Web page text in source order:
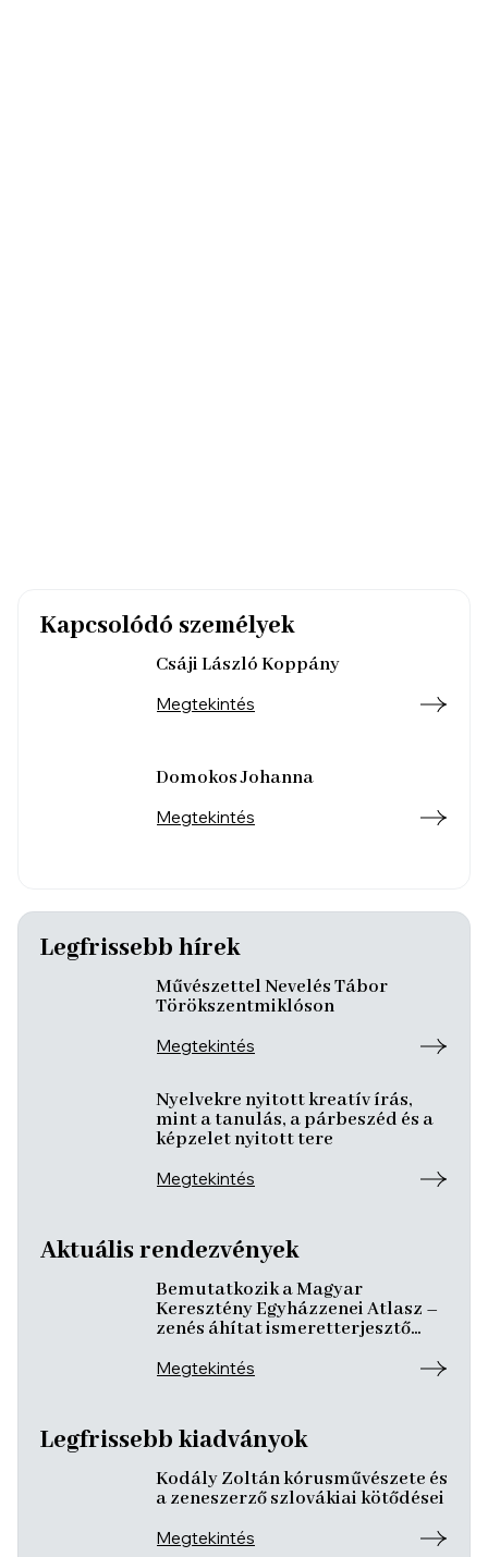
Kapcsolódó személyek
Csáji László Koppány
Megtekintés
Domokos Johanna
Megtekintés
Legfrissebb hírek
Művészettel Nevelés Tábor
Törökszentmiklóson
Megtekintés
Nyelvekre nyitott kreatív írás,
mint a tanulás, a párbeszéd és a
képzelet nyitott tere
Megtekintés
Aktuális rendezvények
Bemutatkozik a Magyar
Keresztény Egyházzenei Atlasz –
zenés áhítat ismeretterjesztő
Megtekintés
Legfrissebb kiadványok
Kodály Zoltán kórusművészete és
a zeneszerző szlovákiai kötődései
Megtekintés